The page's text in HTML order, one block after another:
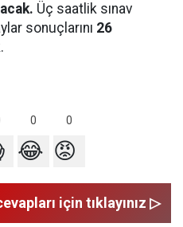
Üç saatlik sınav
sonuçlarını 26
0 0
😂 😡
için tıklayınız ▷